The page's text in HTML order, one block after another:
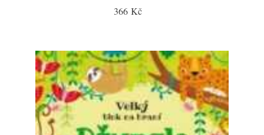
366 Kč